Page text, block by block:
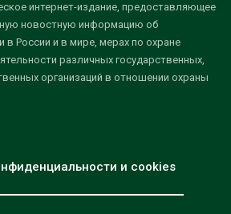
интернет-издание, предоставляющее
новостную информацию об
в России и в мире, мерах по охране
различных государственных,
организаций в отношении охраны
и cookies